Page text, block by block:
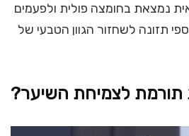
נמצאת בחומצה פולית ולפעמים
תזונה לשחזור הגוון הטבעי של
תורמת לצמיחת השיער?